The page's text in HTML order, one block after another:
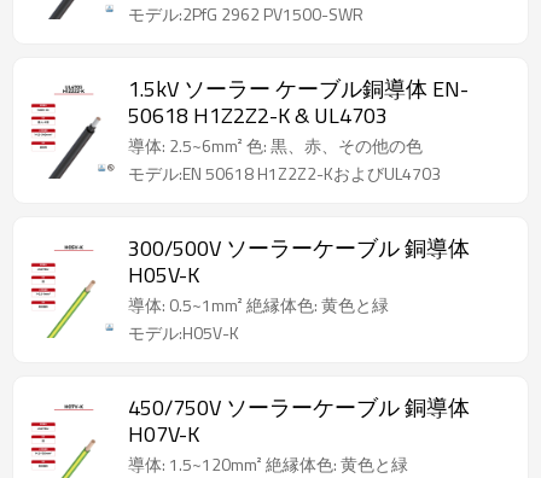
モデル:2PfG 2962 PV1500-SWR
1.5kV ソーラー ケーブル銅導体 EN-
50618 H1Z2Z2-K & UL4703
導体: 2.5~6mm² 色: 黒、赤、その他の色
モデル:EN 50618 H1Z2Z2-KおよびUL4703
300/500V ソーラーケーブル 銅導体
H05V-K
導体: 0.5~1mm² 絶縁体色: 黄色と緑
モデル:H05V-K
450/750V ソーラーケーブル 銅導体
H07V-K
導体: 1.5~120mm² 絶縁体色: 黄色と緑